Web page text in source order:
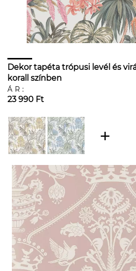
Dekor tapéta trópusi levél és
korall színben
ÁR:
23 990 Ft